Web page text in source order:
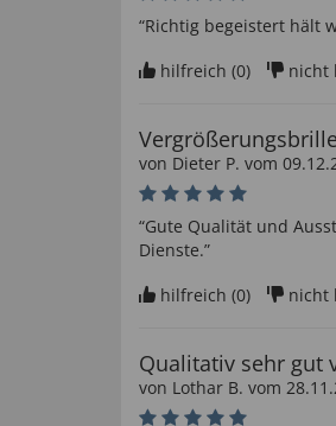
“Richtig begeistert hält
hilfreich (0) nicht
Vergrößerungsbrille
von Dieter P. vom
“Gute Qualität und
Dienste.”
hilfreich (0) nicht
Qualitativ sehr gut
von Lothar B. vom